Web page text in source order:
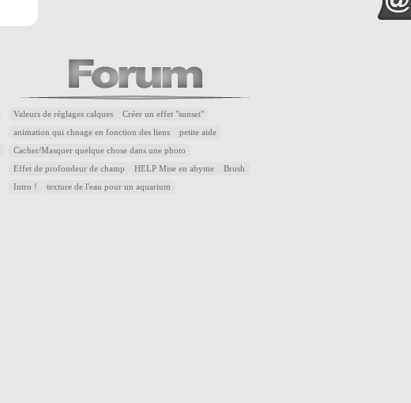
Valeurs de réglages calques Créer un effet "sunset"
animation qui chnage en fonction des liens petite aide
Cacher/Masquer quelque chose dans une photo
Effet de profondeur de champ HELP Mise en abyme Brush
Intro ! texture de l'eau pour un aquarium